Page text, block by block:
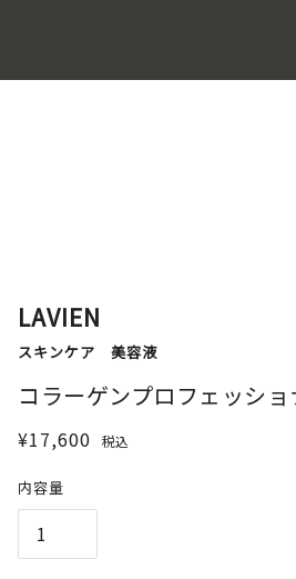
LAVIEN
スキンケア 美容液
コラーゲンプロフェッシ
¥17,600 税込
内容量